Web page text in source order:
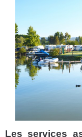
Les services